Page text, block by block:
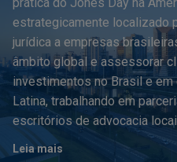
estrategicamente localizado
jurídica a empresas
âmbito global e assessorar
investimentos no Brasil e
Latina, trabalhando em
escritórios de advocacia
Leia mais